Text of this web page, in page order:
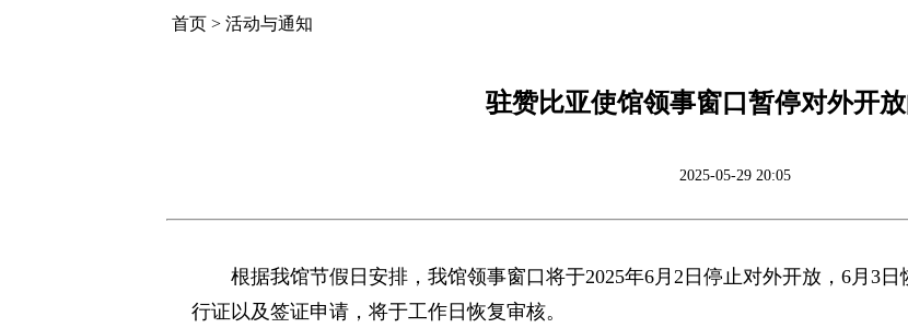
首页 > 活动与通知
驻赞比亚使馆领事窗口暂停对外开
2025-05-29 20:05
根据我馆节假日安排，我馆领事窗口将于2025年6月2日停止对外开放，6月3
行证以及签证申请，将于工作日恢复审核。